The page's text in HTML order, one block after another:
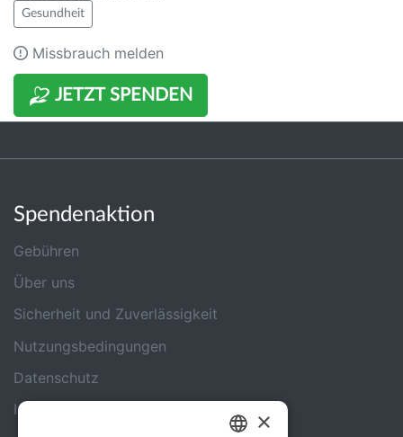
JETZT SPENDEN
Gesundheit
Missbrauch melden
Spendenaktion
Gebühren
Über uns
Sicherheit und Zuverlässigkeit
Nutzungsbedingungen
Datenschutz
Impressum
×